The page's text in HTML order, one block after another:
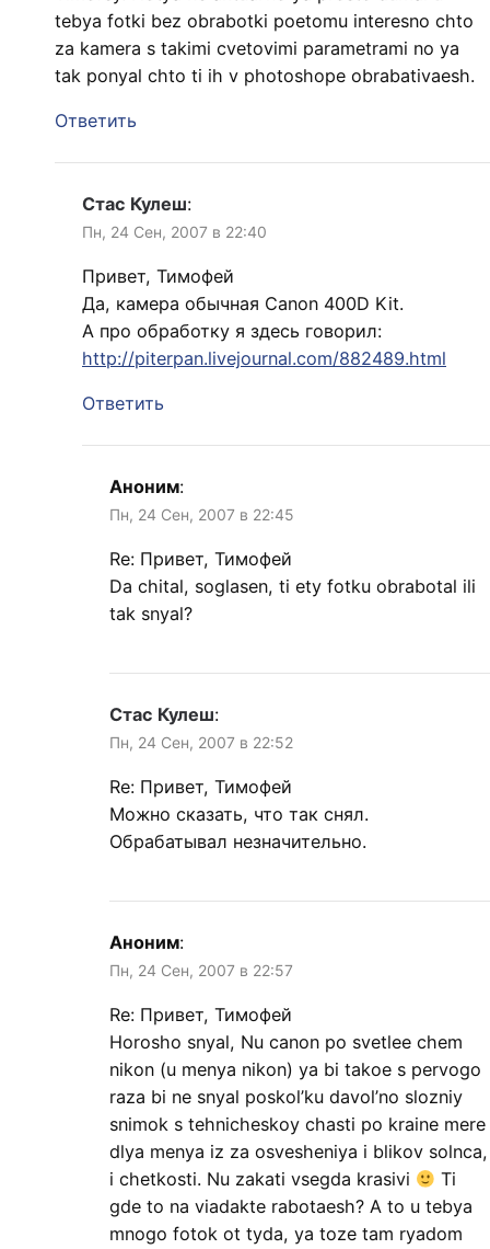
tebya fotki bez obrabotki poetomu interesno chto
za kamera s takimi cvetovimi parametrami no ya
tak ponyal chto ti ih v photoshope obrabativaesh.
Ответить
Стас Кулеш:
Пн, 24 Сен, 2007 в 22:40
Привет, Тимофей
Да, камера обычная Canon 400D Kit.
А про обработку я здесь говорил:
http://piterpan.livejournal.com/882489.html
Ответить
Аноним:
Пн, 24 Сен, 2007 в 22:45
Re: Привет, Тимофей
Da chital, soglasen, ti ety fotku obrabotal ili
tak snyal?
Стас Кулеш:
Пн, 24 Сен, 2007 в 22:52
Re: Привет, Тимофей
Можно сказать, что так снял.
Обрабатывал незначительно.
Аноним:
Пн, 24 Сен, 2007 в 22:57
Re: Привет, Тимофей
Horosho snyal, Nu canon po svetlee chem
nikon (u menya nikon) ya bi takoe s pervogo
raza bi ne snyal poskol’ku davol’no slozniy
snimok s tehnicheskoy chasti po kraine mere
dlya menya iz za osvesheniya i blikov solnca,
i chetkosti. Nu zakati vsegda krasivi
Ti
gde to na viadakte rabotaesh? A to u tebya
mnogo fotok ot tyda, ya toze tam ryadom